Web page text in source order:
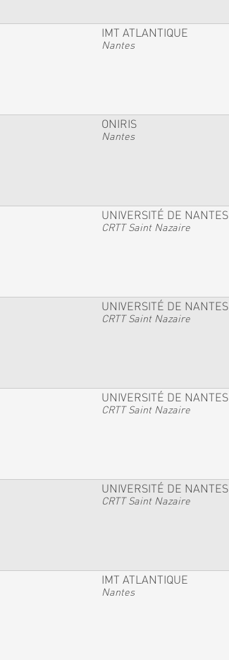
IMT ATLANTIQUE
Nantes
ONIRIS
Nantes
UNIVERSITÉ DE NANTES
CRTT Saint Nazaire
UNIVERSITÉ DE NANTES
CRTT Saint Nazaire
UNIVERSITÉ DE NANTES
CRTT Saint Nazaire
UNIVERSITÉ DE NANTES
CRTT Saint Nazaire
IMT ATLANTIQUE
Nantes